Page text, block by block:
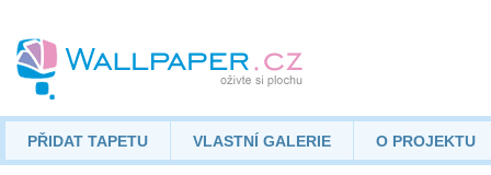
PŘIDAT TAPETU VLASTNÍ GALERIE O PROJEKTU